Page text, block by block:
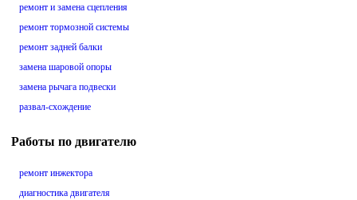
ремонт и замена сцепления
ремонт тормозной системы
ремонт задней балки
замена шаровой опоры
замена рычага подвески
развал-схождение
Работы по двигателю
ремонт инжектора
диагностика двигателя